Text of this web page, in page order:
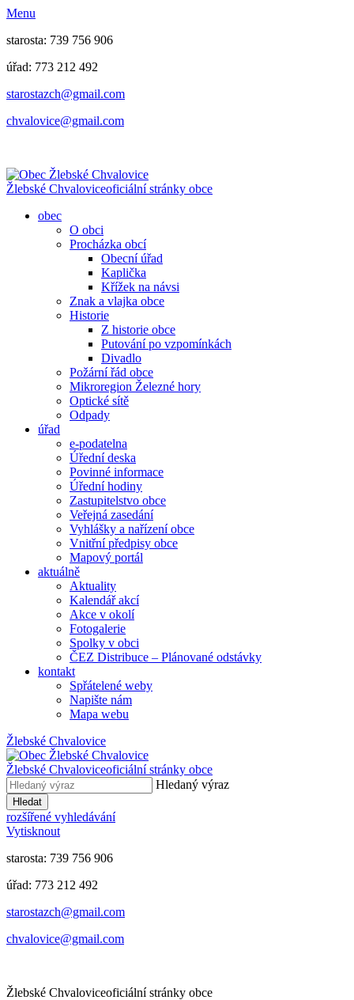
Menu
starosta: 739 756 906
úřad: 773 212 492
​​​​starostazch@gmail.com
​​​​chvalovice@gmail.com
Žlebské Chvaloviceoficiální stránky obce
obec
O obci
Procházka obcí
Obecní úřad
Kaplička
Křížek na návsi
Znak a vlajka obce
Historie
Z historie obce
Putování po vzpomínkách
Divadlo
Požární řád obce
Mikroregion Železné hory
Optické sítě
Odpady
úřad
e-podatelna
Úřední deska
Povinné informace
Úřední hodiny
Zastupitelstvo obce
Veřejná zasedání
Vyhlášky a nařízení obce
Vnitřní předpisy obce
Mapový portál
aktuálně
Aktuality
Kalendář akcí
Akce v okolí
Fotogalerie
Spolky v obci
ČEZ Distribuce – Plánované odstávky
kontakt
Spřátelené weby
Napište nám
Mapa webu
Žlebské Chvalovice
Žlebské Chvaloviceoficiální stránky obce
Hledaný výraz
Hledat
rozšířené vyhledávání
Vytisknout
starosta: 739 756 906
úřad: 773 212 492
​​​​starostazch@gmail.com
​​​​chvalovice@gmail.com
Žlebské Chvaloviceoficiální stránky obce